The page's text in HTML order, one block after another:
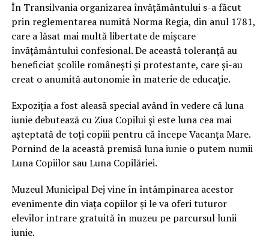
În Transilvania organizarea învăţământului s-a făcut
prin reglementarea numită Norma Regia, din anul 1781,
care a lăsat mai multă libertate de mişcare
învăţământului confesional. De această toleranţă au
beneficiat şcolile româneşti şi protestante, care şi-au
creat o anumită autonomie în materie de educaţie.
Expoziția a fost aleasă special având în vedere că luna
iunie debutează cu Ziua Copilui și este luna cea mai
așteptată de toți copiii pentru că începe Vacanța Mare.
Pornind de la această premisă luna iunie o putem numii
Luna Copiilor sau Luna Copilăriei.
Muzeul Municipal Dej vine în întâmpinarea acestor
evenimente din viața copiilor și le va oferi tuturor
elevilor intrare gratuită în muzeu pe parcursul lunii
iunie.